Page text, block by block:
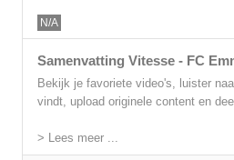
N/A
Samenvatting Vitesse - FC
Bekijk je favoriete video's, luister
vindt, upload originele content en
> Lees meer ...